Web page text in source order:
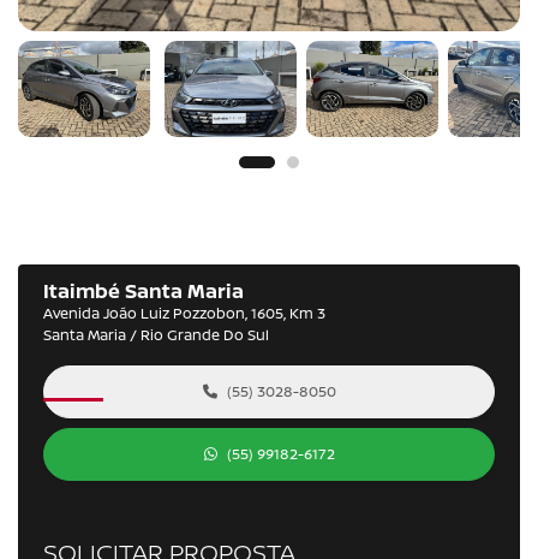
Itaimbé Santa Maria
Avenida João Luiz Pozzobon, 1605, Km 3
Santa Maria / Rio Grande Do Sul
(55) 3028-8050
(55) 99182-6172